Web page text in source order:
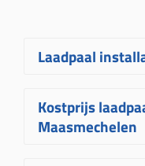
Laadpaal
Een
laadpaal
Kostprijs
Maasmechelen